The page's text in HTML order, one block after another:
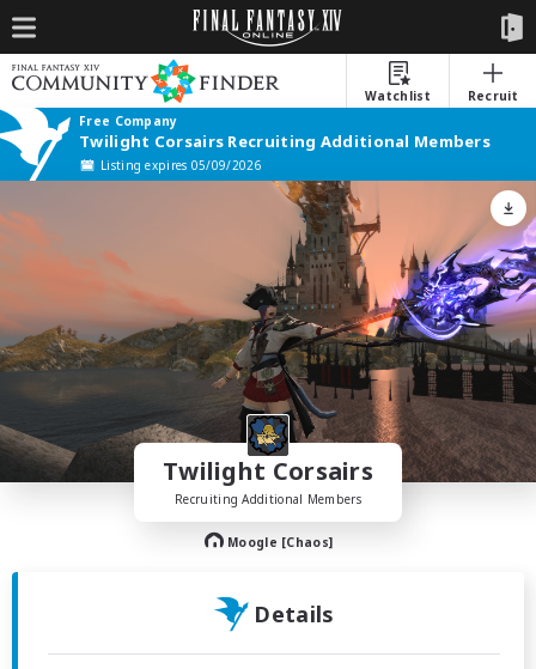
Watchlist
Recruit
Free Company
Twilight Corsairs Recruiting Additional Members
Listing expires 05/09/2026
Twilight Corsairs
Recruiting Additional Members
Moogle [Chaos]
Details